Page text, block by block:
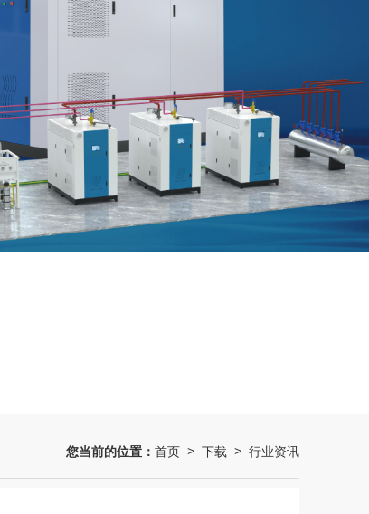
您当前的位置： 首页 > 下载 > 行业资讯